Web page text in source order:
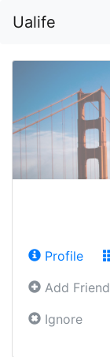
Ualife
Profile
Add Friend
Ignore